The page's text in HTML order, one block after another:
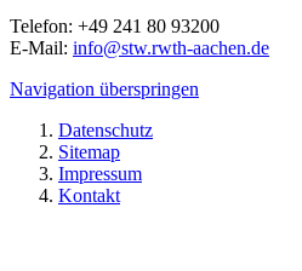
Telefon: +49 241 80 93200
E-Mail: info@stw.rwth-aachen.de
Navigation überspringen
Datenschutz
Sitemap
Impressum
Kontakt